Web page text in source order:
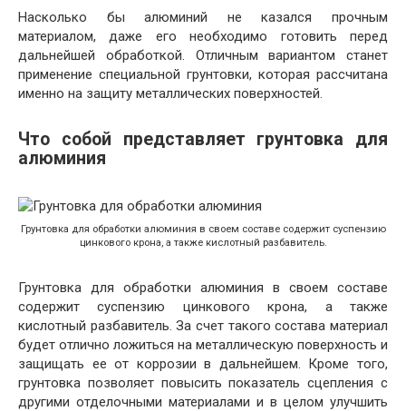
Насколько бы алюминий не казался прочным
материалом, даже его необходимо готовить перед
дальнейшей обработкой. Отличным вариантом станет
применение специальной грунтовки, которая рассчитана
именно на защиту металлических поверхностей.
Что собой представляет грунтовка для
алюминия
Грунтовка для обработки алюминия в своем составе содержит суспензию
цинкового крона, а также кислотный разбавитель.
Грунтовка для обработки алюминия в своем составе
содержит суспензию цинкового крона, а также
кислотный разбавитель. За счет такого состава материал
будет отлично ложиться на металлическую поверхность и
защищать ее от коррозии в дальнейшем. Кроме того,
грунтовка позволяет повысить показатель сцепления с
другими отделочными материалами и в целом улучшить